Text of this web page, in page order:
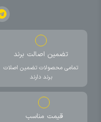
تضمین اصالت برند
تمامی محصولات تضمین اصلات
برند دارند
قیمت مناسب